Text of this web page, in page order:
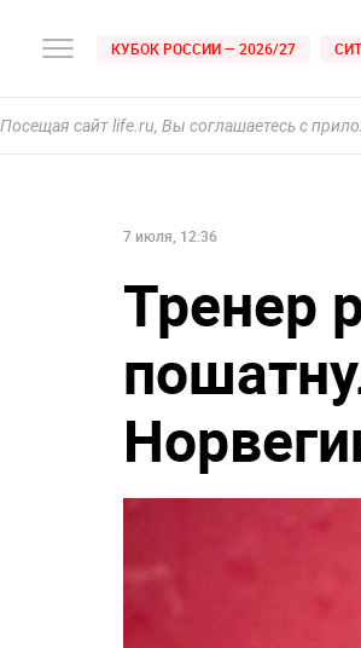
КУБОК РОССИИ — 2026/27
Посещая сайт life.ru, Вы соглашаетесь с
7 июля, 12:36
Тренер